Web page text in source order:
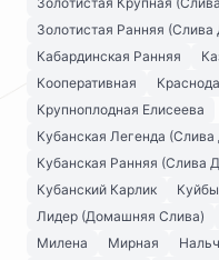
Золотистая Ранняя
Кабардинская Ранняя
Кооперативная
Крупноплодная Елисеева
Кубанская Легенда
Кубанская Ранняя (Слива
Кубанский Карлик
Лидер (Домашняя Слива)
Милена
Мирная